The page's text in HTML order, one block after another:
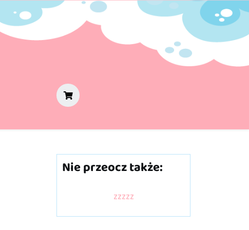
Nie przeocz także:
zzzzz